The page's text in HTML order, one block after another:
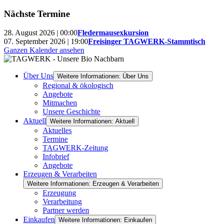
Nächste Termine
28. August 2026 | 00:00Fledermausexkursion
07. September 2026 | 19:00Freisinger TAGWERK-Stammtisch
Ganzen Kalender ansehen
Über Uns Weitere Informationen: Über Uns
Regional & ökologisch
Angebote
Mitmachen
Unsere Geschichte
Aktuell Weitere Informationen: Aktuell
Aktuelles
Termine
TAGWERK-Zeitung
Infobrief
Angebote
Erzeugen & Verarbeiten
Weitere Informationen: Erzeugen & Verarbeiten
Erzeugung
Verarbeitung
Partner werden
Einkaufen Weitere Informationen: Einkaufen